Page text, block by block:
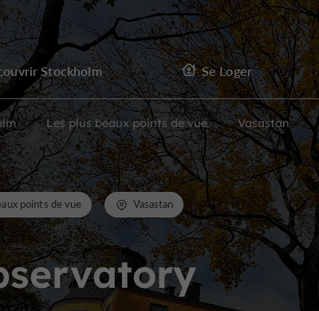
Stockholm Se Loger
Les plus beaux points de vue Vasastan
points de vue Vasastan